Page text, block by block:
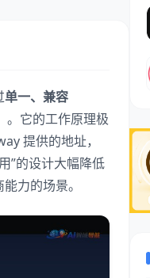
单一、兼容
。它的工作原理极
提供的地址，
”的设计大幅降低
力的场景。